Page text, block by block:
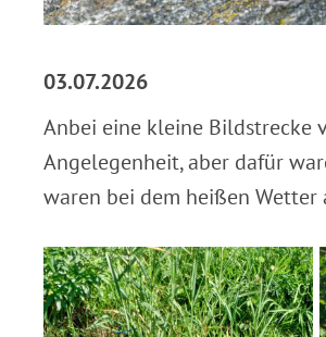
03.07.2026
Anbei eine kleine Bildstrecke
Angelegenheit, aber dafür
waren bei dem heißen